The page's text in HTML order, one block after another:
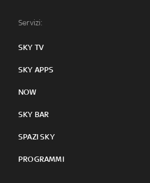
Servizi:
SKY TV
SKY APPS
NOW
SKY BAR
SPAZI SKY
PROGRAMMI